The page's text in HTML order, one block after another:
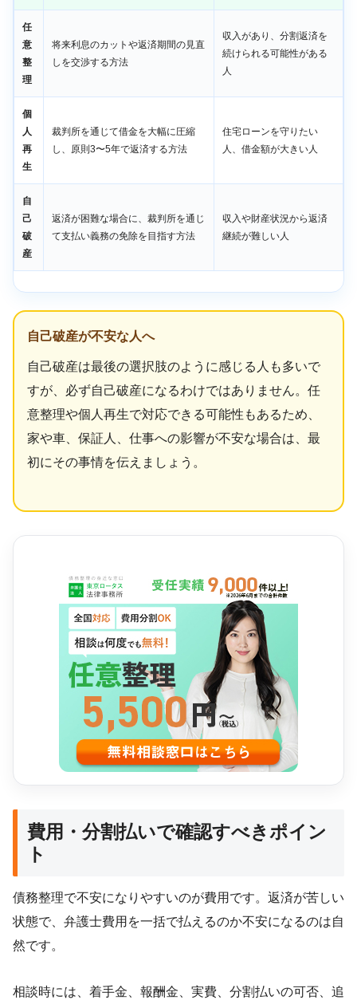
任
意
整
理
将来利息のカットや返済期間の見直
しを交渉する方法
収入があり、分割返済を
続けられる可能性がある
人
個
人
再
生
裁判所を通じて借金を大幅に圧縮
し、原則3〜5年で返済する方法
住宅ローンを守りたい
人、借金額が大きい人
自
己
破
産
返済が困難な場合に、裁判所を通じ
て支払い義務の免除を目指す方法
収入や財産状況から返済
継続が難しい人
自己破産が不安な人へ
自己破産は最後の選択肢のように感じる人も多いで
すが、必ず自己破産になるわけではありません。任
意整理や個人再生で対応できる可能性もあるため、
家や車、保証人、仕事への影響が不安な場合は、最
初にその事情を伝えましょう。
費用・分割払いで確認すべきポイン
ト
債務整理で不安になりやすいのが費用です。返済が苦しい
状態で、弁護士費用を一括で払えるのか不安になるのは自
然です。
相談時には、着手金、報酬金、実費、分割払いの可否、追